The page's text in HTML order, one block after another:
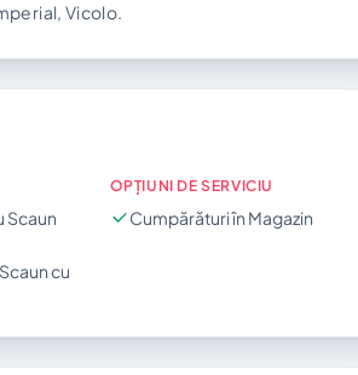
Vicolo.
Scaun
cu
OPȚIUNI DE SERVICIU
Cumpărături în Magazin